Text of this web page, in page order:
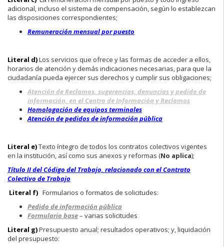
adicional, incluso el sistema de compensación, según lo establezcan
las disposiciones correspondientes;
Remuneración mensual por puesto
Literal d)Los servicios que ofrece y las formas de acceder a ellos,
horarios de atención y demás indicaciones necesarias, para que la
ciudadanía pueda ejercer sus derechos y cumplir sus obligaciones;
Atención de Reclamos, sugerencias, denuncias y pedido de
información, en el Centro de Información y Reclamos
Homologación de equipos terminales
Atención de pedidos de información pública
Literal e)Texto íntegro de todos los contratos colectivos vigentes
en la institución, así como sus anexos y reformas (No aplica);
Título II del Código del Trabajo, relacionado con el Contrato
Colectivo de Trabajo
Literal f) Formularios o formatos de solicitudes:
Pedido de información pública
Formulario base– varias solicitudes
Literal g)Presupuesto anual; resultados operativos; y, liquidación
del presupuesto: